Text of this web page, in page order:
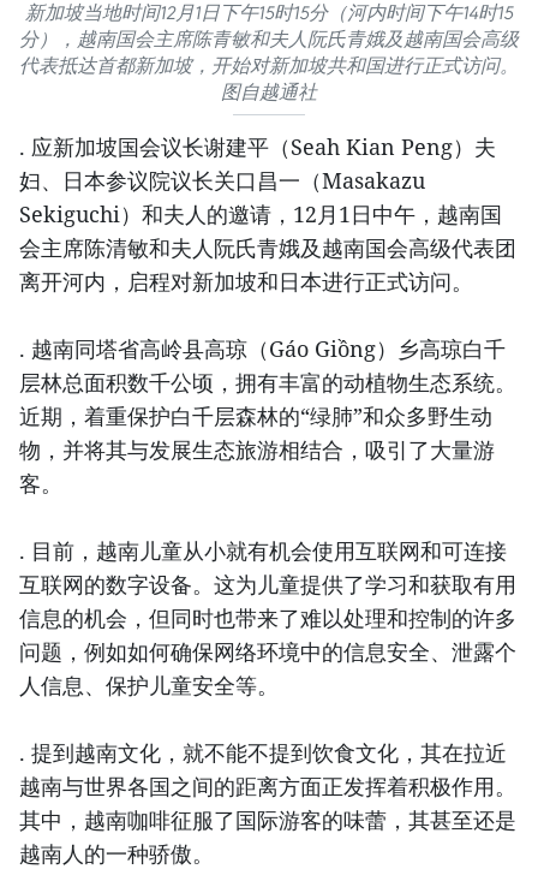
新加坡当地时间12月1日下午15时15分（河内时间下午14时15
分），越南国会主席陈青敏和夫人阮氏青娥及越南国会高级
代表抵达首都新加坡，开始对新加坡共和国进行正式访问。
图自越通社
. 应新加坡国会议长谢建平（Seah Kian Peng）夫
妇、日本参议院议长关口昌一（Masakazu
Sekiguchi）和夫人的邀请，12月1日中午，越南国
会主席陈清敏和夫人阮氏青娥及越南国会高级代表团
离开河内，启程对新加坡和日本进行正式访问。
. 越南同塔省高岭县高琼（Gáo Giồng）乡高琼白千
层林总面积数千公顷，拥有丰富的动植物生态系统。
近期，着重保护白千层森林的“绿肺”和众多野生动
物，并将其与发展生态旅游相结合，吸引了大量游
客。
. 目前，越南儿童从小就有机会使用互联网和可连接
互联网的数字设备。这为儿童提供了学习和获取有用
信息的机会，但同时也带来了难以处理和控制的许多
问题，例如如何确保网络环境中的信息安全、泄露个
人信息、保护儿童安全等。
. 提到越南文化，就不能不提到饮食文化，其在拉近
越南与世界各国之间的距离方面正发挥着积极作用。
其中，越南咖啡征服了国际游客的味蕾，其甚至还是
越南人的一种骄傲。